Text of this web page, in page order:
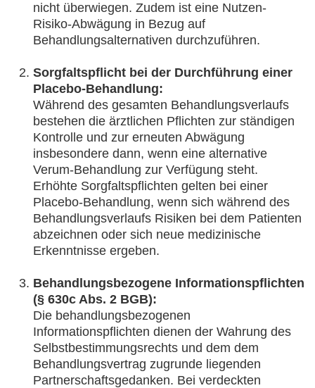
nicht überwiegen. Zudem ist eine Nutzen-
Risiko-Abwägung in Bezug auf
Behandlungsalternativen durchzuführen.
Sorgfaltspflicht bei der Durchführung einer
Placebo-Behandlung:
Während des gesamten Behandlungsverlaufs
bestehen die ärztlichen Pflichten zur ständigen
Kontrolle und zur erneuten Abwägung
insbesondere dann, wenn eine alternative
Verum-Behandlung zur Verfügung steht.
Erhöhte Sorgfaltspflichten gelten bei einer
Placebo-Behandlung, wenn sich während des
Behandlungsverlaufs Risiken bei dem Patienten
abzeichnen oder sich neue medizinische
Erkenntnisse ergeben.
Behandlungsbezogene Informationspflichten
(§ 630c Abs. 2 BGB):
Die behandlungsbezogenen
Informationspflichten dienen der Wahrung des
Selbstbestimmungsrechts und dem dem
Behandlungsvertrag zugrunde liegenden
Partnerschaftsgedanken. Bei verdeckten